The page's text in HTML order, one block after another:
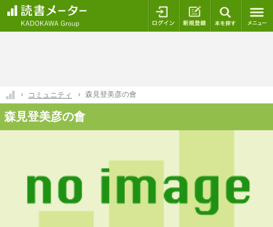
ログイン 新規登録
コミュニティ 森見登美彦の會
森見登美彦の會